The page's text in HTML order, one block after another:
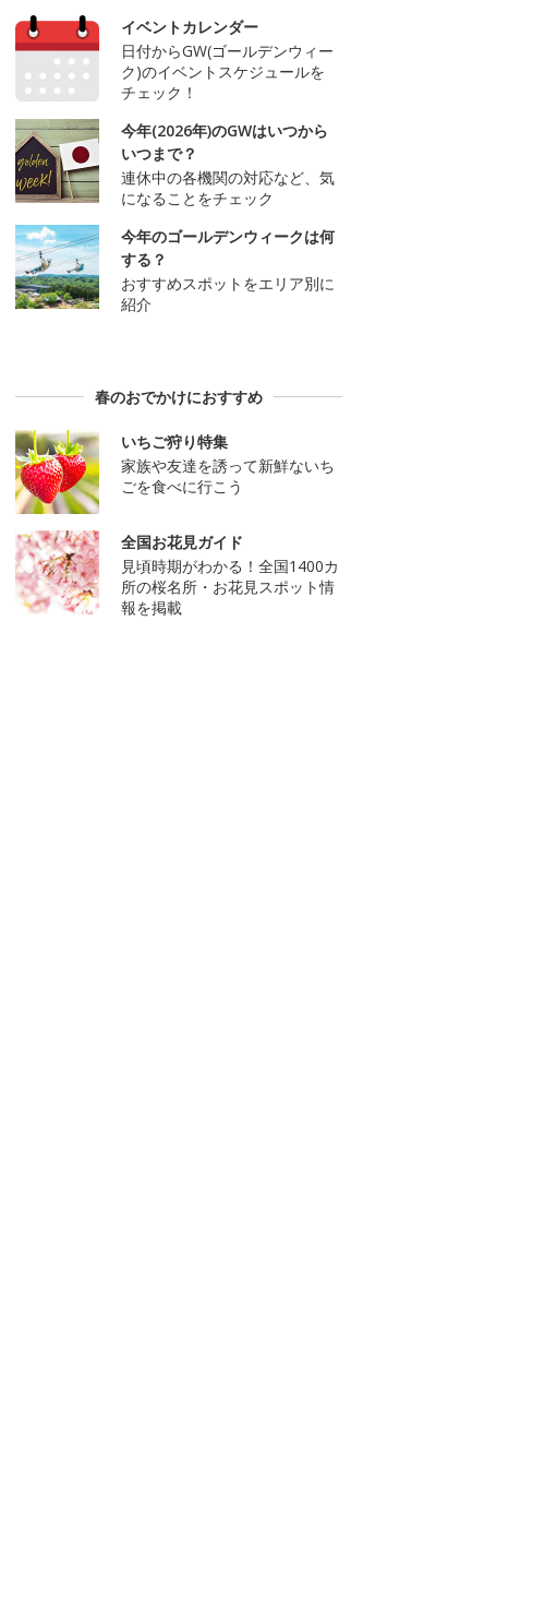
イベントカレンダー
日付からGW(ゴールデンウィー
ク)のイベントスケジュールを
チェック！
今年(2026年)のGWはいつから
いつまで？
連休中の各機関の対応など、気
になることをチェック
今年のゴールデンウィークは何
する？
おすすめスポットをエリア別に
紹介
春のおでかけにおすすめ
いちご狩り特集
家族や友達を誘って新鮮ないち
ごを食べに行こう
全国お花見ガイド
見頃時期がわかる！全国1400カ
所の桜名所・お花見スポット情
報を掲載